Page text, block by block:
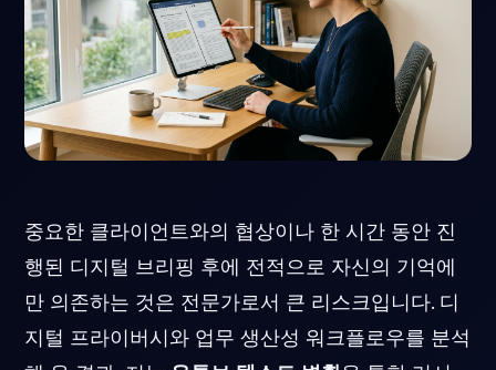
중요한 클라이언트와의 협상이나 한 시간 동안 진
행된 디지털 브리핑 후에 전적으로 자신의 기억에
만 의존하는 것은 전문가로서 큰 리스크입니다. 디
지털 프라이버시와 업무 생산성 워크플로우를 분석